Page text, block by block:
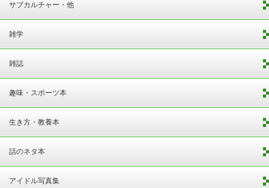
サブカルチャー・他
雑学
雑誌
趣味・スポーツ本
生き方・教養本
話のネタ本
アイドル写真集